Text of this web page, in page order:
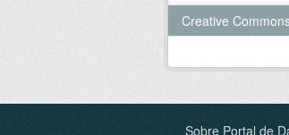
Creative
Sobre Portal de